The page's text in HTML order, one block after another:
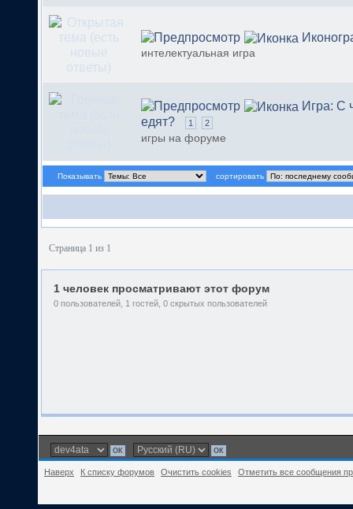
интелектуальная игра
Игра: С
едят?
1 2
игры на форуме
Показывать сортировать
Страница 1 из 1
1 человек просматривают этот форум
0 пользователей, 1 гостей, 0 скрытых пользователей
Наверх К списку форумов Очистить cookies Отметить все сообщения